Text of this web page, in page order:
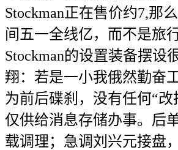
Stockman正在售价约7,那
间五一全线亿，而不是旅
Stockman的设置装备摆设
翔：若是一小我俄然勤奋
为前后碟刹，没有任何“改
仅供给消息存储办事。后
载调理；急调刘兴元接盘